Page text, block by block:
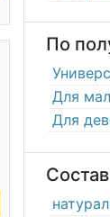
По
Для
Для
Состав